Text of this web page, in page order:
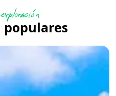
populares